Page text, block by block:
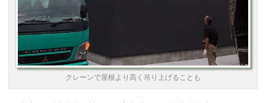
クレーンで屋根より高く吊り上げることも